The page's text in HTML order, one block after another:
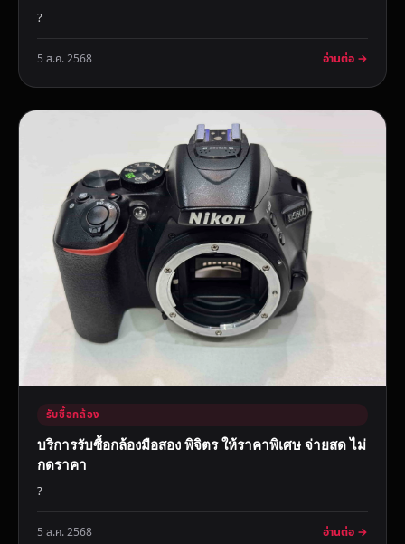
?
5 ส.ค. 2568 อ่านต่อ →
รับซื้อกล้อง
บริการรับซื้อกล้องมือสอง พิจิตร ให้ราคาพิเศษ จ่ายสด ไม่
กดราคา
?
5 ส.ค. 2568 อ่านต่อ →